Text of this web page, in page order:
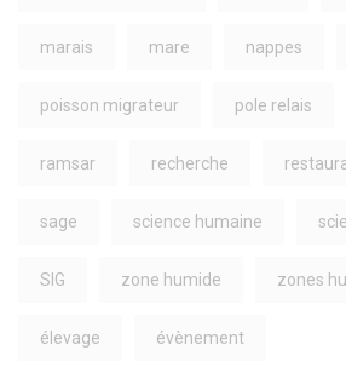
marais mare nappes
poisson migrateur pole relais
ramsar recherche
sage science humaine
SIG zone humide zones
élevage évènement